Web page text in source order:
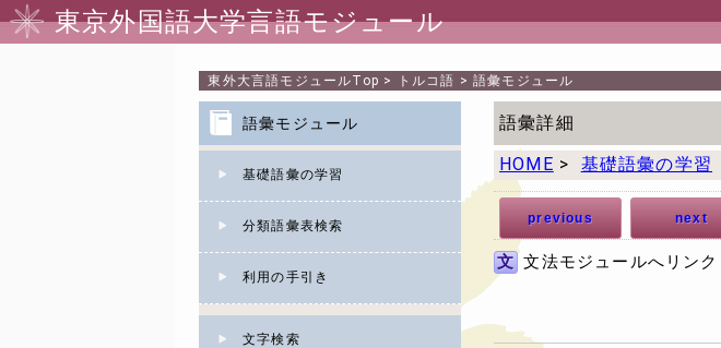
東京外国語大学言語モジュール
東外大言語モジュールTop > トルコ語 >語彙モジュール
語彙モジュール
基礎語彙の学習
分類語彙表検索
利用の手引き
文字検索
語彙詳細
HOME > 基礎語彙の学習
previous next
文 文法モジュールへリンク